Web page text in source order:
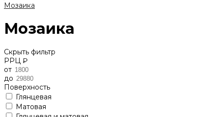
Мозаика
Мозаика
Скрыть фильтр
РРЦ ₽
от
до
Поверхность
Глянцевая
Матовая